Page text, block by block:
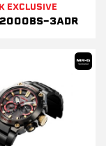
EXCLUSIVE
3ADR